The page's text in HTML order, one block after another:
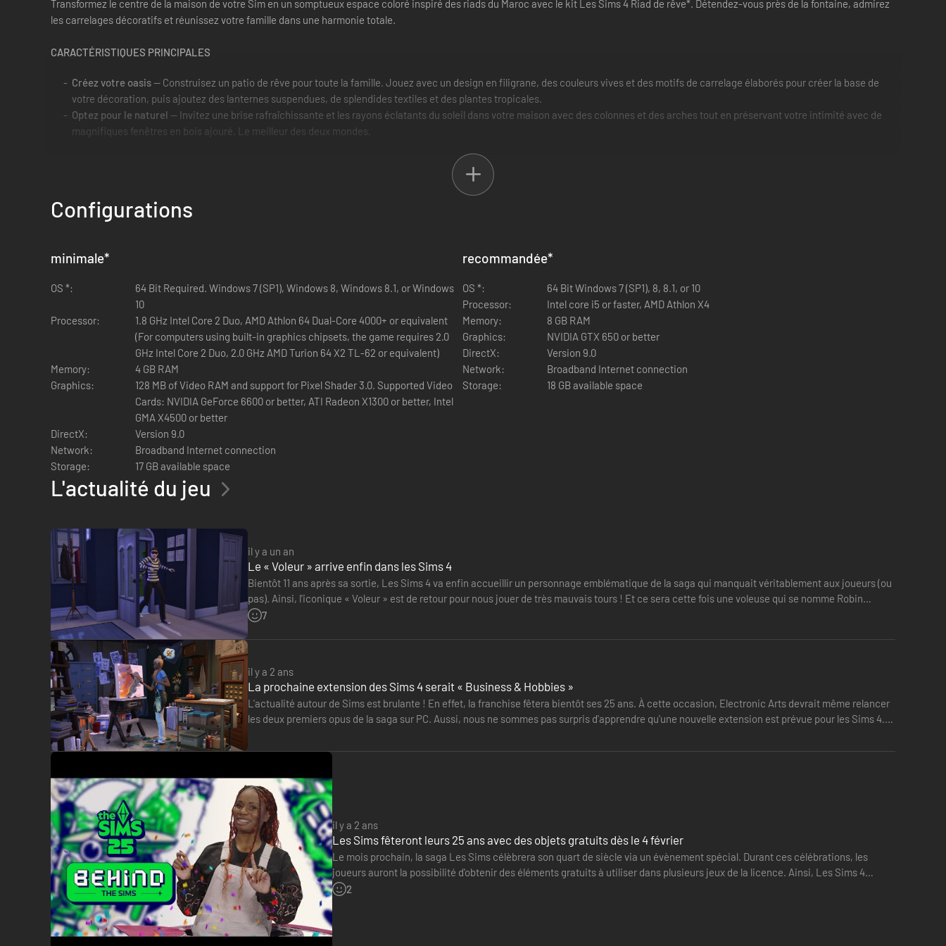
Transformez le centre de la maison de votre Sim en un somptueux espace coloré inspiré des riads du Maroc avec le kit Les Sims 4 Riad de rêve*. Détendez-vous près de la fontaine, admirez
les carrelages décoratifs et réunissez votre famille dans une harmonie totale.
CARACTÉRISTIQUES PRINCIPALES
Créez votre oasis— Construisez un patio de rêve pour toute la famille. Jouez avec un design en filigrane, des couleurs vives et des motifs de carrelage élaborés pour créer la base de
votre décoration, puis ajoutez des lanternes suspendues, de splendides textiles et des plantes tropicales.
Optez pour le naturel — Invitez une brise rafraîchissante et les rayons éclatants du soleil dans votre maison avec des colonnes et des arches tout en préservant votre intimité avec de
magnifiques fenêtres en bois ajouré. Le meilleur des deux mondes.
Configurations
minimale*
OS *:
64 Bit Required. Windows 7 (SP1), Windows 8, Windows 8.1, or Windows
10
Processor:
1.8 GHz Intel Core 2 Duo, AMD Athlon 64 Dual-Core 4000+ or equivalent
(For computers using built-in graphics chipsets, the game requires 2.0
GHz Intel Core 2 Duo, 2.0 GHz AMD Turion 64 X2 TL-62 or equivalent)
Memory:
4 GB RAM
Graphics:
128 MB of Video RAM and support for Pixel Shader 3.0. Supported Video
Cards: NVIDIA GeForce 6600 or better, ATI Radeon X1300 or better, Intel
GMA X4500 or better
DirectX:
Version 9.0
Network:
Broadband Internet connection
Storage:
17 GB available space
recommandée*
OS *:
64 Bit Windows 7 (SP1), 8, 8.1, or 10
Processor:
Intel core i5 or faster, AMD Athlon X4
Memory:
8 GB RAM
Graphics:
NVIDIA GTX 650 or better
DirectX:
Version 9.0
Network:
Broadband Internet connection
Storage:
18 GB available space
L'actualité du jeu
il y a un an
Le « Voleur » arrive enfin dans les Sims 4
Bientôt 11 ans après sa sortie, Les Sims 4 va enfin accueillir un personnage emblématique de la saga qui manquait véritablement aux joueurs (ou
pas). Ainsi, l'iconique « Voleur » est de retour pour nous jouer de très mauvais tours ! Et ce sera cette fois une voleuse qui se nomme Robin
Banks. Elle pourra…
7
il y a 2 ans
La prochaine extension des Sims 4 serait « Business & Hobbies »
L'actualité autour de Sims est brulante ! En effet, la franchise fêtera bientôt ses 25 ans. À cette occasion, Electronic Arts devrait même relancer
les deux premiers opus de la saga sur PC. Aussi, nous ne sommes pas surpris d'apprendre qu'une nouvelle extension est prévue pour les Sims 4.
il y a 2 ans
Les Sims fêteront leurs 25 ans avec des objets gratuits dès le 4 février
Le mois prochain, la saga Les Sims célèbrera son quart de siècle via un évènement spécial. Durant ces célébrations, les
joueurs auront la possibilité d'obtenir des éléments gratuits à utiliser dans plusieurs jeux de la licence. Ainsi, Les Sims 4
recevra une mise à jour gratuite avec plus de 70 nouveaux…
2